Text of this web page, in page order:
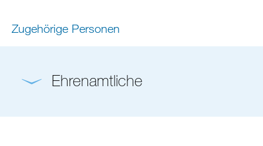
Zugehörige Personen
Ehrenamtliche